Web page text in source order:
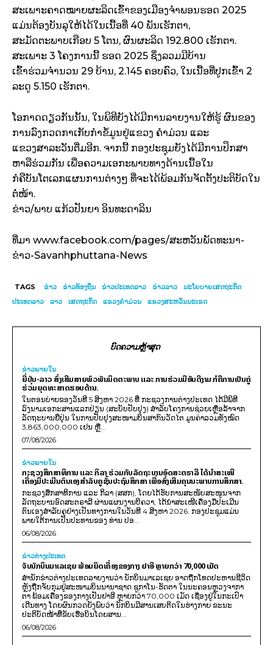
ສະເພາະຄາດໝາຍຜະລິດເຂົ້າຂອງເມືອງຈຳພອນຮອດ 2025
ແມ່ນຕ້ອງບັນລຸໃຫ້ໄດ້ໃນເນື້ອທີ່ 40 ພັນເຮັກຕາ,
ສະມັດຕະພາບເກືອບ 5 ໂຕນ, ຜົນຜະລິດ 192.800 ເຮັກຕາ.
ສະເພາະ 3 ໂຄງການນີ້ ຮອດ 2025 ຊຶ່ງລວມມີບ້ານ
ເຂົ້າຮ່ວມຈຳນວນ 29 ບ້ານ, 2.145 ຄອບຄົວ, ໃນເນື້ອທີ່ປູກເຂົ້າ 2
ລະດູ 5.150 ເຮັກຕາ.
ໂອກາດດຽວກັນນັ້ນ, ໃນພິທີຍັງໄດ້ມີການລາຍງານໃຫ້ຮູ້ ຜົນຂອງ
ການລົງກວດກາເກັບກຳຂໍ້ມູນຢູ່ແຂວງ ຄຳມ່ວນ ແລະ
ແຂວງສາລະວັນຕື່ມອີກ. ຈາກນີ້ ກອງປະຊຸມຍັງໄດ້ມີການປຶກສາ
ຫາລືຮ່ວມກັນ ເພື່ອຄວາມເອກະພາບທາງດ້ານເນື້ອໃນ
ກໍຄືບັນໂຕເລກແຜນການຕ່າງໆ ທີ່ຈະໄດ້ພ້ອມກັນຈັດຕັ້ງປະຕິບັດໃນ
ຕໍ່ໜ້າ.
ຂ່າວ/ພາບ ແກ້ວປັນຍາ ອິນທະດາລິນ
ທີ່ມາ www.facebook.com/pages/ສະຫວັນພັດທະນາ-
ຂ່າວ-Savanhphuttana-News
TAGS ຂ່າວ ຂ່າວທ້ອງຖິ່ນ ຂ່າວປະເທດລາວ ຂ່າວລາວ
ນະໂຍບາຍເສດຖະກິດ
ປະເທດລາວ
ລາວ ເສດຖະກິດ ແຂວງຄຳມ່ວນ ແຂວງສະຫວັນນະເຂດ
ບົດຄວາມຫຼ້າສຸດ
ຂ່າວພາຍ​ໃນ
ຍີ່ປຸ່ນ-ລາວ ສົ່ງເສີມສາຍພົວພັນມິດຕະພາບ ແລະ ການຮ່ວມມືອັນດີງາມ ກໍຄືການເປັນຄູ່
ຮ່ວມຍຸດທະສາດຮອບດ້ານ.
ໃນຕອນບ່າຍຂອງວັນທີ 5 ສິງຫາ 2026 ທີ່ ກະຊວງການຕ່າງປະເທດ ໄດ້ມີພິທີ
ລົງນາມເອກະສານແລກປ່ຽນ (ສະບັບປັບປຸງ) ສໍາລັບໂຄງການຊ່ວຍເຫຼືອລ້າຈາກ
ລັດຖະບານຍີ່ປຸ່ນ ໃນການປັບປຸງສະໜາມບິນສາກົນວັດໄຕ ມູນຄ່າລວມທັງໝົດ
3,863,000,000 ເຢນ ຫຼື...
07/08/2026
ຂ່າວພາຍ​ໃນ
ກະຊວງສຶກສາທິການ ແລະ ກິລາ ຮ່ວມກັບລັດຖະບານອົດສະຕຣາລີ ໄດ້ນຳສະເໜີ
ເຄື່ອງມືປະເມີນຕົນເອງສຳລັບຄູຊັ້ນປະຖົມສຶກສາ ເພື່ອສົ່ງເສີມຄຸນນະພາບການສຶກສາ.
ກະຊວງສຶກສາທິການ ແລະ ກິລາ (ສສກ), ໂດຍໄດ້ຮັບການສະໜັບສະໜູນຈາກ
ລັດຖະບານອົດສະຕຣາລີ ຜ່ານແຜນງານບີຄວາ, ໄດ້ນຳສະເໜີເຄື່ອງມືປະເມີນ
ຕົນເອງສຳລັບຄູຢ່າງເປັນທາງການໃນວັນທີ 4 ສິງຫາ 2026. ກອງປະຊຸມແມ່ນ
ພາຍໃຕ້ການເປັນປະທານຂອງ ທ່ານ ປອ...
06/08/2026
ຂ່າວຕ່າງປະເທດ
ຈັບນັກບິນມາເລເຊຍ ພ້ອມຍຶດເຄື່ອງຂອງກາງ ຢາອີ ຫຼາຍກວ່າ 70,000 ເມັດ
ສຳນັກຂ່າວຕ່າງປະເທດລາຍງານວ່າ ນັກບິນມາເລເຊຍ ອາດຖືກໂທດປະຫານຊີວິດ
ຫຼັງຖືກຈັບກຸມຢູ່ສະໜາມບິນນານາຊາດ ຊູກາໂນ-ຮັດຕາ ໃນນະຄອນຫຼວງຈາກາ
ຕາ ພ້ອມເຄື່ອງຂອງກາງເປັນຢາອີ ຫຼາຍກວ່າ 70,000 ເມັດ ເຊື່ອງຢູ່ໃນກະເປົາ
ເດີນທາງ ໂດຍຜົນກວດຍັງພົບວ່າ ນັກບິນມີສານເສບຕິດໃນຮ່າງກາຍ ຂະນະ
ປະຕິບັດໜ້າທີ່ຂັບເຮືອບິນໂດຍສານ...
06/08/2026